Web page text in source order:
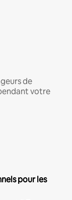
de
votre
pour les